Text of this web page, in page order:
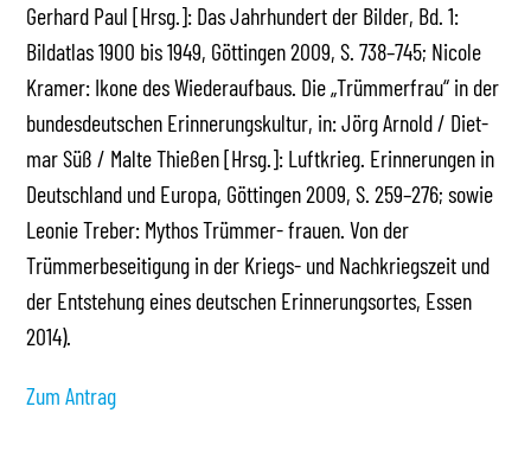
Gerhard Paul [Hrsg.]: Das Jahrhundert der Bilder, Bd. 1:
Bildatlas 1900 bis 1949, Göttingen 2009, S. 738–745; Nicole
Kramer: Ikone des Wiederaufbaus. Die „Trümmerfrau“ in der
bundesdeutschen Erinnerungskultur, in: Jörg Arnold / Diet-
mar Süß / Malte Thießen [Hrsg.]: Luftkrieg. Erinnerungen in
Deutschland und Europa, Göttingen 2009, S. 259–276; sowie
Leonie Treber: Mythos Trümmer- frauen. Von der
Trümmerbeseitigung in der Kriegs- und Nachkriegszeit und
der Entstehung eines deutschen Erinnerungsortes, Essen
2014).
Zum Antrag